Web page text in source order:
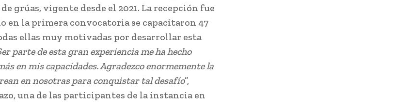
grúas, vigente desde el 2021. La recepción fue
en la primera convocatoria se capacitaron 47
ellas muy motivadas por desarrollar esta
parte de esta gran experiencia me ha hecho
en mis capacidades. Agradezco enormemente la
en nosotras para conquistar tal desafío”,
una de las participantes de la instancia en